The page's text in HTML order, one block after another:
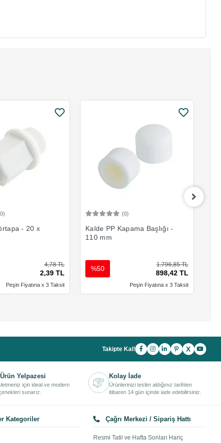
- 20 x
4,78 TL
2,39 TL
Peşin Fiyatına x 3 Taksit
(0)
Kalde PP Kapama Başlığı -
110 mm
1.796,85 TL
898,42 TL
%50
Peşin Fiyatına x 3 Taksit
Takipte Kal! X
Yelpazesi
için ideal ve modern
sunarız.
Kolay İade
Ürünlerinizi teslim aldığınız tarihten
itibaren 14 gün içinde iade edebilirsiniz.
Kategoriler Çağrı Merkezi / Sipariş Hattı
Resmi Tatil ve Hafta Sonları Hariç